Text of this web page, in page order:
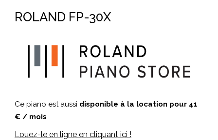
ROLAND FP-30X
Ce piano est aussi disponible à la location pour 41
€ / mois
Louez-le en ligne en cliquant ici !